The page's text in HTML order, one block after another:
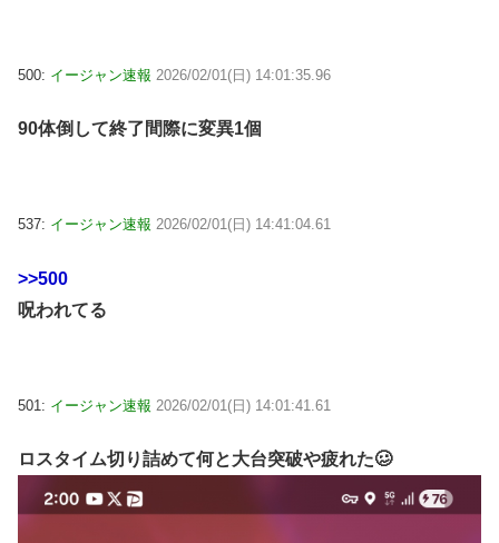
500: イージャン速報 2026/02/01(日) 14:01:35.96
90体倒して終了間際に変異1個
537: イージャン速報 2026/02/01(日) 14:41:04.61
>>500
呪われてる
501: イージャン速報 2026/02/01(日) 14:01:41.61
ロスタイム切り詰めて何と大台突破や疲れた🥴